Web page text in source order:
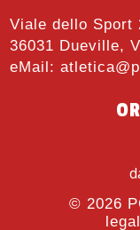
Viale dello Sport
36031 Dueville,
eMail:
© 2026